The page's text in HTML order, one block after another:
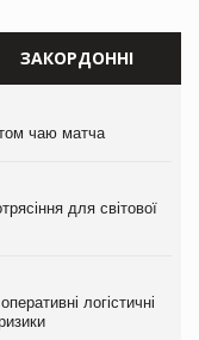
ЗАКОРДОННІ
чаю матча
для світової
логістичні
чаю матча
для світової
логістичні
чаю матча
для світової